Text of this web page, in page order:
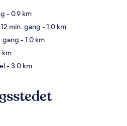
- 0.9 km
min. gang - 1.0 km
gang - 1.0 km
km
- 3.0 km